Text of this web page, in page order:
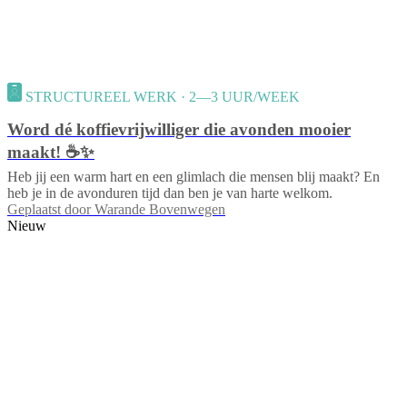
STRUCTUREEL WERK · 2—3 UUR/WEEK
Word dé koffievrijwilliger die avonden mooier
maakt! ☕✨
Heb jij een warm hart en een glimlach die mensen blij maakt? En
heb je in de avonduren tijd dan ben je van harte welkom.
Geplaatst door Warande Bovenwegen
Nieuw